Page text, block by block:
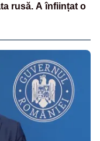
rusă. A înființat o